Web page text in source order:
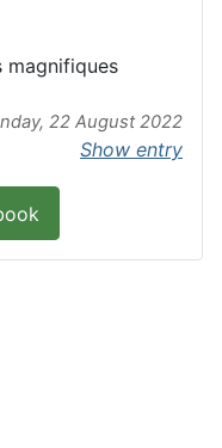
magnifiques
22 August 2022
Show entry